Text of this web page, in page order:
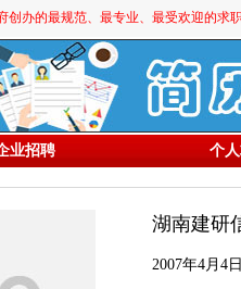
办的最规范、最专业、最受欢迎的求
业招聘 个
湖南建研
2007年4月4